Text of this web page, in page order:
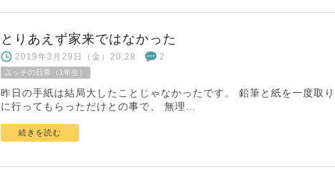
とりあえず家来ではなかった
2019年3月29日（金）20:28 2
ユッチの日常（1年生）
昨日の手紙は結局大したことじゃなかったです。 鉛筆と紙を一度取り
に行ってもらっただけとの事で、 無理…
続きを読む